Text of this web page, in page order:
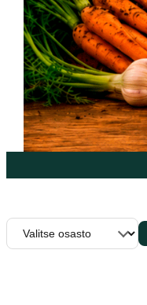
Valitse
osasto